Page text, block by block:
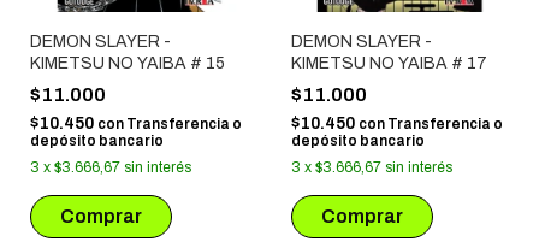
DEMON SLAYER -
KIMETSU NO YAIBA # 15
$11.000
$10.450 con Transferencia o
depósito bancario
3 x $3.666,67 sin interés
DEMON SLAYER -
KIMETSU NO YAIBA # 17
$11.000
$10.450 con Transferencia o
depósito bancario
3 x $3.666,67 sin interés